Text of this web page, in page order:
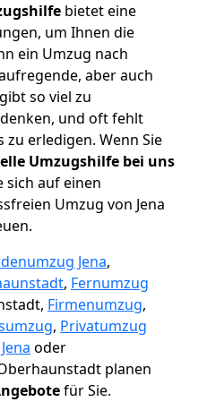
bietet eine
um Ihnen die
ein Umzug nach
aber auch
so viel zu
und oft fehlt
zu erledigen. Wenn Sie
Umzugshilfe bei uns
sich auf einen
Umzug von Jena
Jena,
, Fernumzug
Firmenumzug,
, Privatumzug
oder
planen
für Sie.